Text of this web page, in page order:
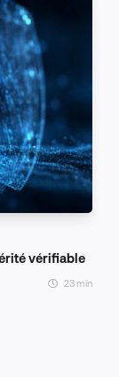
vérifiable
23 min